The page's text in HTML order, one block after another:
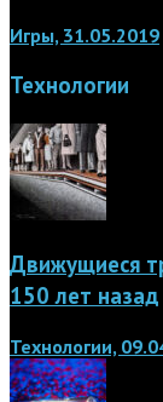
Игры, 31.05.2019
Технологии
Движущиеся
150 лет назад
Технологии,